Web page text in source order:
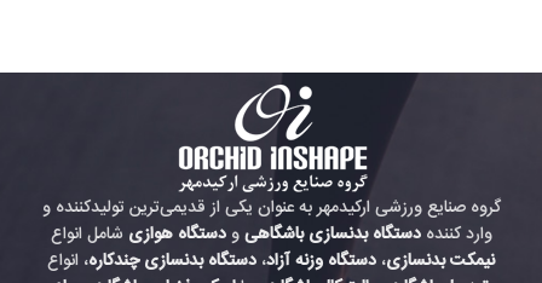
گروه صنایع ورزشی ارکیدمهر به عنوان یکی از قدیمی‌ترین تولیدکننده و
وارد کنندهدستگاه بدنسازی باشگاهیودستگاه هوازی شامل انواع
نیمکت بدنسازی، دستگاه وزنه آزاد، دستگاه بدنسازی چندکاره، انواع